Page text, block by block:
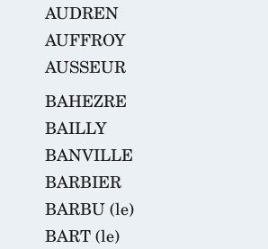
AUDREN
AUFFROY
AUSSEUR
BAHEZRE
BAILLY
BANVILLE
BARBIER
BARBU (le)
BART (le)